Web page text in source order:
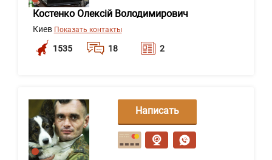
Костенко Олексій Володимирович
Киев Показать контакты
1535 18 2
Написать
сообщение